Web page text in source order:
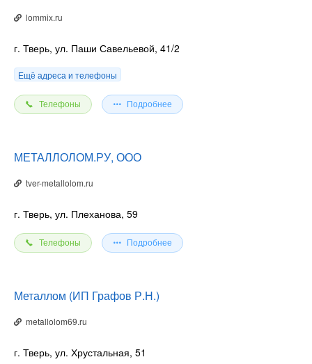
lommix.ru
г. Тверь, ул. Паши Савельевой, 41/2
Ещё адреса и телефоны
Телефоны Подробнее
МЕТАЛЛОЛОМ.РУ, ООО
tver-metallolom.ru
г. Тверь, ул. Плеханова, 59
Телефоны Подробнее
Металлом (ИП Графов Р.Н.)
metallolom69.ru
г. Тверь, ул. Хрустальная, 51